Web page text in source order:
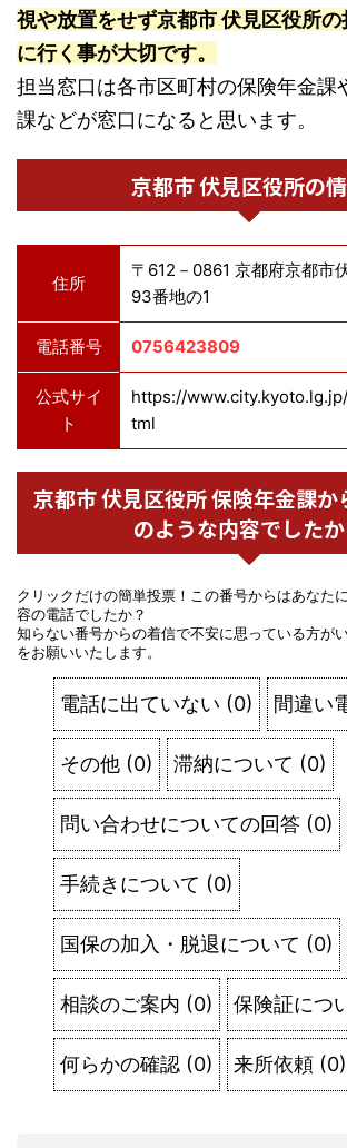
視や放置をせず京都市 伏見区役所
に行く事が大切です。
担当窓口は各市区町村の保険年金課
課などが窓口になると思います。
京都市 伏見区役所の
住所
〒612－0861 京都府京都市
93番地の1
電話番号 0756423809
公式サイ
ト
https://
tml
京都市 伏見区役所 保険年金課か
のような内容でしたか
クリックだけの簡単投票！この番号からはあなた
容の電話でしたか？
知らない番号からの着信で不安に思っている方が
をお願いいたします。
電話に出ていない (0) 間違い
その他 (0) 滞納について (0)
問い合わせについての回答 (0)
手続きについて (0)
国保の加入・脱退について (0)
相談のご案内 (0) 保険証につ
何らかの確認 (0) 来所依頼 (0)